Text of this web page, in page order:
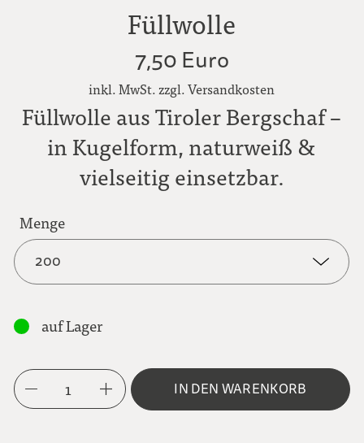
Füllwolle
7,50 Euro
inkl. MwSt. zzgl. Versandkosten
Füllwolle aus Tiroler Bergschaf –
in Kugelform, naturweiß &
vielseitig einsetzbar.
Menge
200
auf Lager
1 IN DEN WARENKORB